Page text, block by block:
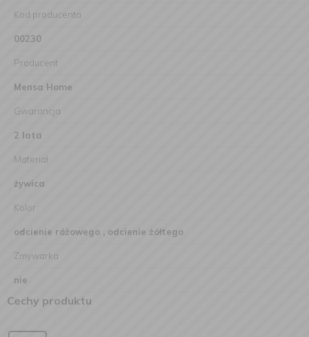
Kod producenta
00230
Producent
Mensa Home
Gwarancja
2 lata
Materiał
żywica
Kolor
odcienie różowego , odcienie żółtego
Zmywarka
nie
Cechy produktu